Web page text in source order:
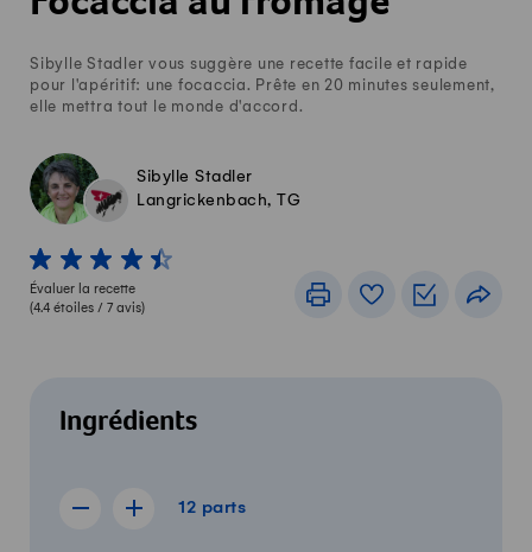
Sibylle Stadler vous suggère une recette facile et rapide
pour l'apéritif: une focaccia. Prête en 20 minutes seulement,
elle mettra tout le monde d'accord.
Sibylle Stadler
Langrickenbach, TG
1 von 5 étoiles
2 von 5 étoiles
3 von 5 étoiles
4 von 5 étoiles
5 von 5 étoiles
Évaluer la recette
(4.4 étoiles / 7 avis)
ImprimerLivre de recettes
Listes de
Ingrédients
Afficher la recette de 11 parts
Afficher la recette de 13 parts
12 parts